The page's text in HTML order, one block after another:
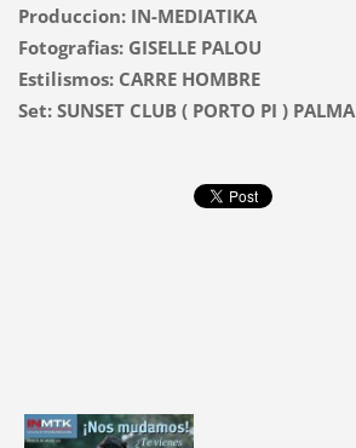
Produccion: IN-MEDIATIKA
Fotografias: GISELLE PALOU
Estilismos: CARRE HOMBRE
Set: SUNSET CLUB ( PORTO PI ) PALMA